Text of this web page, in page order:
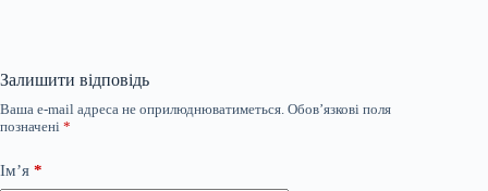
Залишити відповідь
Ваша e-mail адреса не оприлюднюватиметься. Обов’язкові поля
позначені *
Ім’я *